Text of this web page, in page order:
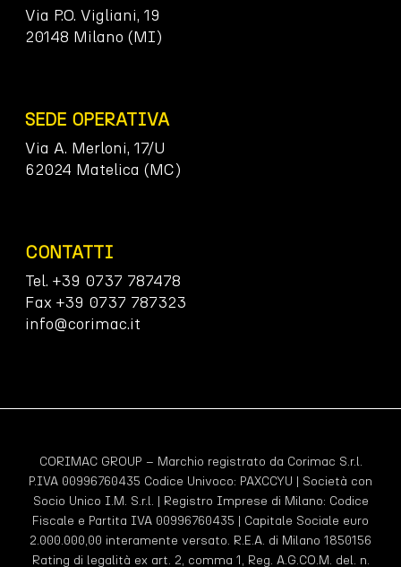
Via P.O. Vigliani, 19
20148 Milano (MI)
SEDE OPERATIVA
Via A. Merloni, 17/U
62024 Matelica (MC)
CONTATTI
Tel. +39 0737 787478
Fax +39 0737 787323
info@corimac.it
CORIMAC GROUP – Marchio registrato da Corimac S.r.l.
P.IVA 00996760435 Codice Univoco: PAXCCYU | Società con
Socio Unico I.M. S.r.l. | Registro Imprese di Milano: Codice
Fiscale e Partita IVA 00996760435 | Capitale Sociale euro
2.000.000,00 interamente versato. R.E.A. di Milano 1850156
Rating di legalità ex art. 2, comma 1, Reg. A.G.CO.M. del. n.